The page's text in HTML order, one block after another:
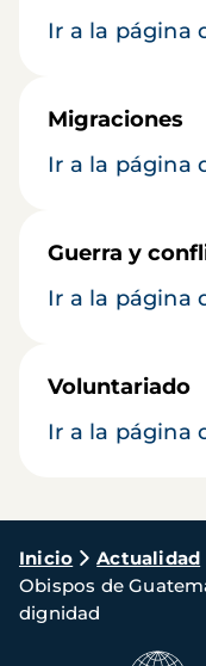
Ir a la página
Migraciones
Ir a la página
Guerra y
Ir a la página
Voluntariado
Ir a la página
Ruta
de
navegación
Inicio Actualidad
Obispos de
dignidad